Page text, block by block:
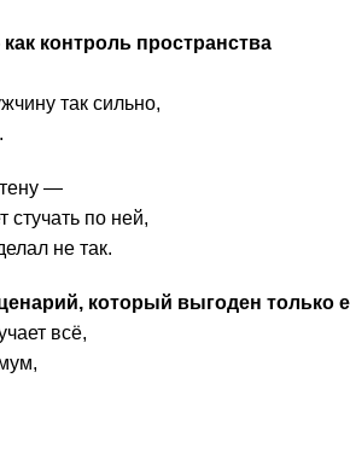
контроль пространства
так сильно,
—
стучать по ней,
не так.
который выгоден только
всё,